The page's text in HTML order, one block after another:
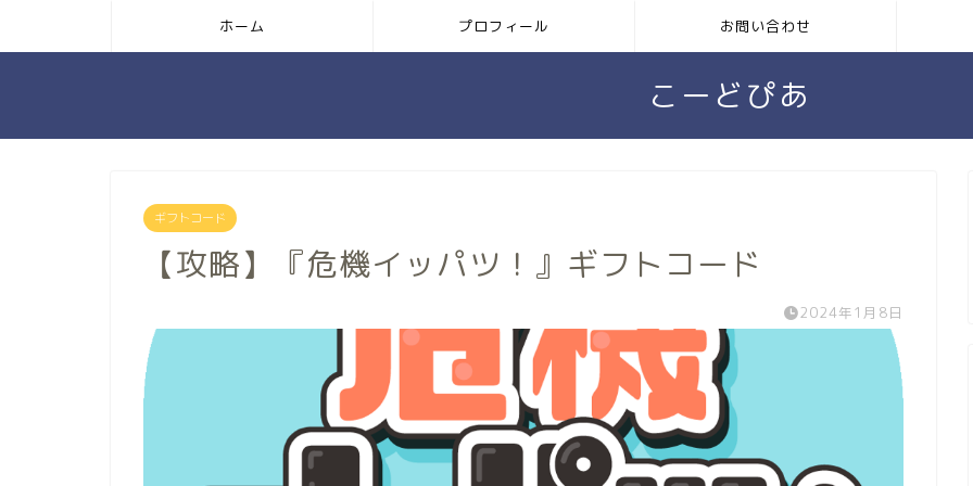
ホーム プロフィール お問い合わせ
こーどぴあ
ギフトコード
【攻略】『危機イッパツ！』ギフトコード
2024年1月8日